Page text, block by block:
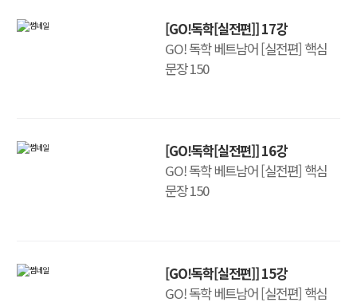
[GO!독학[실전편]] 17강
GO! 독학 베트남어 [실전편] 핵심
문장 150
[GO!독학[실전편]] 16강
GO! 독학 베트남어 [실전편] 핵심
문장 150
[GO!독학[실전편]] 15강
GO! 독학 베트남어 [실전편] 핵심